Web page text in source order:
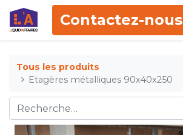
Contactez-nous
Tous les produits
Etagères métalliques 90x40x250